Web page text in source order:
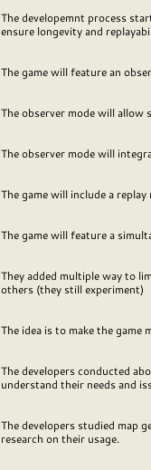
The developemnt process
ensure longevity and
The game will feature an
The observer mode will
The observer mode will
The game will include a
The game will feature a
They added multiple way to
others (they still experiment)
The idea is to make the
The developers conducted
understand their needs and
The developers studied map
research on their usage.